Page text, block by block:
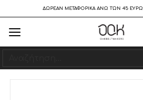
ΔΩΡΕΑΝ ΜΕΤΑΦΟΡΙΚΑ ΑΝΩ ΤΩΝ 45 ΕΥΡΩ